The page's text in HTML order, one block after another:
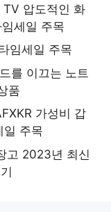
압도적인 화
세일 주목
임세일 주목
를 이끄는 노트
품
가성비 갑
일 주목
고 2023년 최신